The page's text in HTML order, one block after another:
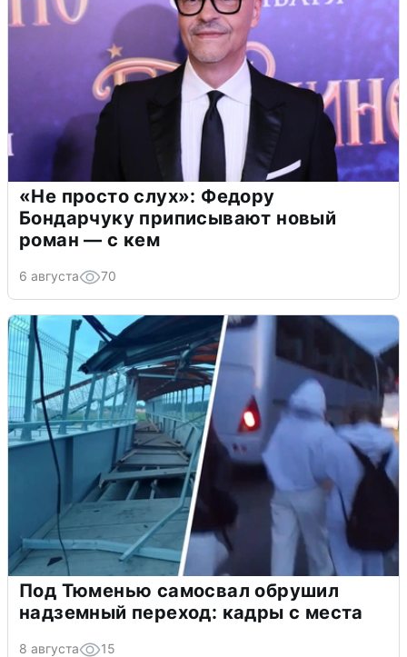
«Не просто слух»: Федору
Бондарчуку приписывают новый
роман — с кем
6 августа 70
Под Тюменью самосвал обрушил
надземный переход: кадры с места
8 августа 15